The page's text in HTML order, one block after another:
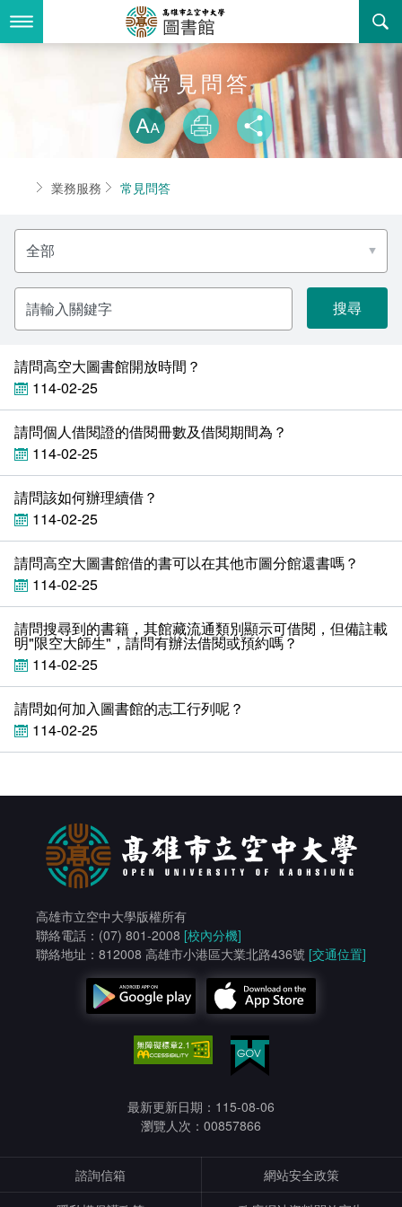
到
要
組織職掌
聯絡資訊
活動花絮
諮詢信箱
開放時間
法令規章
新書推薦
個人借閱查詢
常見問答
相關連結
館際合作
電子資料庫
電子資料庫
Journals學術期刊資料庫
論文相關網站
研究方法與論文寫作參考資料
取得論文全文的方法
中文圖書分類表
電子資源
凌網電子書HyRead ebook
Journals學術期刊資料庫(校內使用無須帳密,需校外
使用請洽圖書館)
西文圖書分類表
書表下載
回空大首頁
常見問答
略過字型切
放大
列印 分享
首頁業務服務 常見問答
選
擇
分
類
關
鍵
字
請問高空大圖書館開放時間？
114-02-25
請問個人借閱證的借閱冊數及借閱期間為？
114-02-25
請問該如何辦理續借？
114-02-25
請問高空大圖書館借的書可以在其他市圖分館還書嗎？
114-02-25
請問搜尋到的書籍，其館藏流通類別顯示可借閱，但備註載
明"限空大師生"，請問有辦法借閱或預約嗎？
114-02-25
請問如何加入圖書館的志工行列呢？
114-02-25
高雄市立空中大學版權所有
聯絡電話：(07) 801-2008 [校內分機]
聯絡地址：812008 高雄市小港區大業北路436號 [交通位置]
最新更新日期：115-08-06
瀏覽人次：00857866
諮詢信箱
網站安全政策